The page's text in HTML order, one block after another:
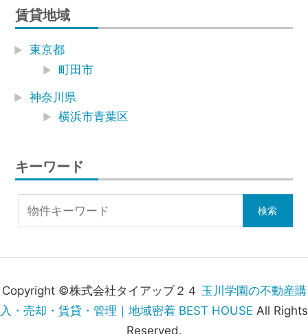
賃貸地域
東京都
町田市
神奈川県
横浜市青葉区
キーワード
Copyright ©株式会社タイアップ２４ 玉川学園の不動産購
入・売却・賃貸・管理｜地域密着 BEST HOUSE All Rights
Reserved.